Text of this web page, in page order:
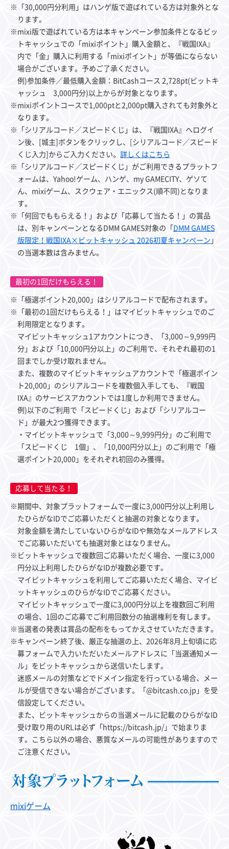
※「30,000円分利用」はハンゲ版で遊ばれている方は対象外とな
ります。
※mixi版で遊ばれている方は本キャンペーン参加条件となるビッ
トキャッシュでの「mixiポイント」購入金額と、『戦国IXA』
内で「金」購入に利用する「mixiポイント」が等価にならない
場合がございます。予めご了承ください。
例)参加条件／最低購入金額：BitCashコース 2,728pt(ビットキ
ャッシュ 3,000円分)以上からが対象となります。
※mixiポイントコースで1,000ptと2,000pt購入されても対象外と
なります。
※「シリアルコード／スピードくじ」は、『戦国IXA』へログイ
ン後、[城主]ボタンをクリックし、[シリアルコード／スピード
くじ入力]からご入力ください。 詳しくはこちら
※「シリアルコード／スピードくじ」がご利用できるプラットフ
ォームは、Yahoo!ゲーム、ハンゲ、my GAMECITY、ゲソて
ん、mixiゲーム、スクウェア・エニックス(順不同)となりま
す。
※「何回でももらえる！」および「応募して当たる！」の賞品
は、別キャンペーンとなるDMM GAMES対象の「 DMM GAMES
版限定！戦国IXA×ビットキャッシュ 2026初夏キャンペーン 」
の当選本数は含みません。
最初の1回だけもらえる！
※「極選ポイント20,000」はシリアルコードで配布されます。
※「最初の1回だけもらえる！」はマイビットキャッシュでのご
利用限定となります。
マイビットキャッシュ1アカウントにつき、「3,000～9,999円
分」および「10,000円分以上」のご利用で、それぞれ最初の1
回までしか受け取れません。
また、複数のマイビットキャッシュアカウントで「極選ポイン
ト20,000」のシリアルコードを複数個入手しても、『戦国
IXA』のサービスアカウントでは1度しか利用できません。
例)以下のご利用で「スピードくじ」および「シリアルコー
ド」が最大2つ獲得できます。
・マイビットキャッシュで「3,000～9,999円分」のご利用で
「スピードくじ 1個」、「10,000円分以上」のご利用で「極
選ポイント20,000」をそれぞれ初回のみ獲得。
応募して当たる！
※期間中、対象プラットフォームで一度に3,000円分以上利用し
たひらがなIDでご応募いただくと抽選の対象となります。
対象金額を満たしていないひらがなIDや無効なメールアドレス
でご応募いただいても抽選対象とはなりません。
※ビットキャッシュで複数回ご応募いただく場合、一度に3,000
円分以上利用したひらがなIDが複数必要です。
マイビットキャッシュを利用してご応募いただく場合、マイビ
ットキャッシュのひらがなIDでご応募ください。
マイビットキャッシュで一度に3,000円分以上を複数回ご利用
の場合、1回のご応募でご利用回数分の抽選権利を有します。
※当選者の発表は賞品の配布をもってかえさせていただきます。
※キャンペーン終了後、厳正な抽選の上、2026年8月上旬頃に応
募フォームで入力いただいたメールアドレスに「当選通知メー
ル」をビットキャッシュから送信いたします。
迷惑メールの対策などでドメイン指定を行っている場合、メー
ルが受信できない場合がございます。「@bitcash.co.jp」を受
信設定してください。
また、ビットキャッシュからの当選メールに記載のひらがなID
受け取り用のURLは必ず「https://bitcash.jp/」で始まりま
す。こちら以外の場合、悪質なメールの可能性がありますので
ご注意ください。
mixiゲーム